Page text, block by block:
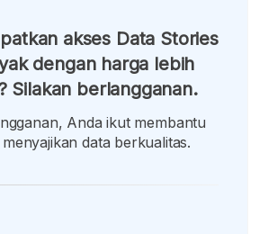
akses Data Stories
dengan harga lebih
Silakan berlangganan.
Anda ikut membantu
data berkualitas.